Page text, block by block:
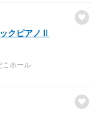
クピアノⅡ
こホール